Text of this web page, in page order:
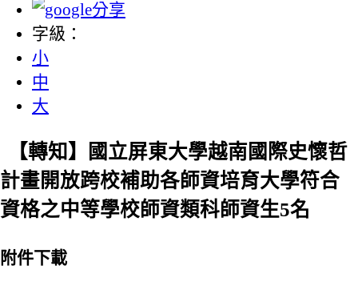
字級：
小
中
大
【轉知】國立屏東大學越南國際史懷哲
計畫開放跨校補助各師資培育大學符合
資格之中等學校師資類科師資生5名
附件下載